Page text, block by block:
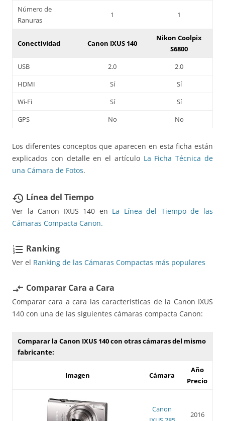
Número de
Ranuras
1 1
Conectividad Canon IXUS 140
Nikon Coolpix
S6800
USB
2.0
2.0
HDMI
Sí
Sí
Wi-Fi
Sí
Sí
GPS
No No
Los diferentes conceptos que aparecen en esta ficha están
explicados con detalle en el artículo La Ficha Técnica de
una Cámara de Fotos.
restore Línea del Tiempo
Ver la Canon IXUS 140 en La Línea del Tiempo de las
Cámaras Compacta Canon.
format_list_numbered Ranking
Ver el Ranking de las Cámaras Compactas más populares
compare_arrows Comparar Cara a Cara
Comparar cara a cara las características de la Canon IXUS
140 con una de las siguientes cámaras compacta Canon:
Comparar la Canon IXUS 140 con otras cámaras del mismo
fabricante:
Imagen Cámara
Año
Precio
Canon
2016